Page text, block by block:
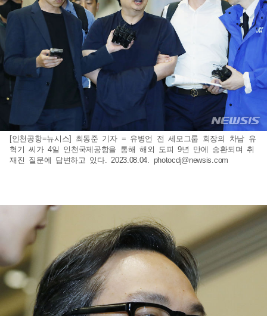
[인천공항=뉴시스] 최동준 기자 = 유병언 전 세모그룹 회장의 차남 유
혁기 씨가 4일 인천국제공항을 통해 해외 도피 9년 만에 송환되며 취
재진 질문에 답변하고 있다. 2023.08.04. photocdj@newsis.com